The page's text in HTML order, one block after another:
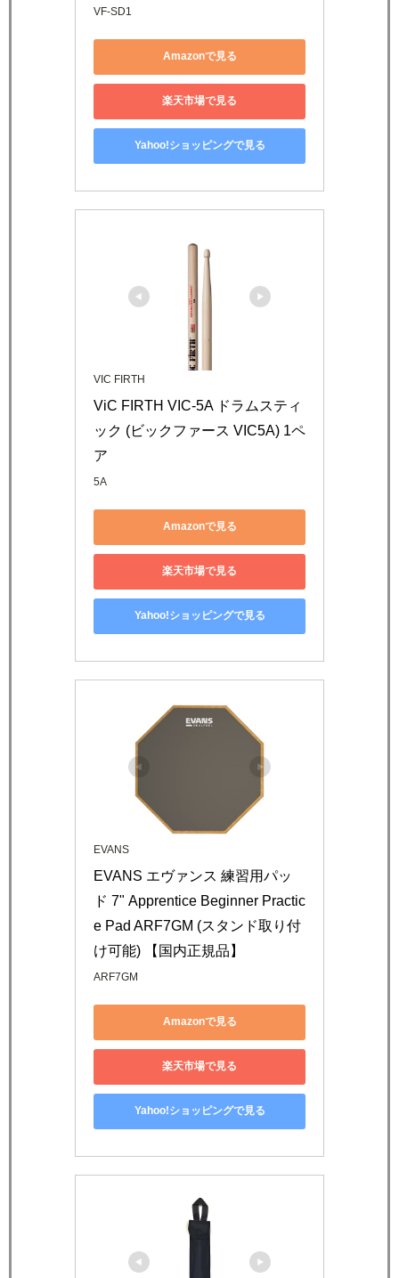
VF-SD1
Amazonで見る
楽天市場で見る
Yahoo!ショッピングで見る
VIC FIRTH
ViC FIRTH VIC-5A ドラムスティ
ック (ビックファース VIC5A) 1ペ
ア
5A
Amazonで見る
楽天市場で見る
Yahoo!ショッピングで見る
EVANS
EVANS エヴァンス 練習用パッ
ド 7" Apprentice Beginner Practic
e Pad ARF7GM (スタンド取り付
け可能) 【国内正規品】
ARF7GM
Amazonで見る
楽天市場で見る
Yahoo!ショッピングで見る